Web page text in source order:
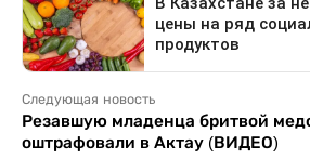
Следующая новость
Резавшую младенца бритвой
оштрафовали в Актау (ВИДЕО)